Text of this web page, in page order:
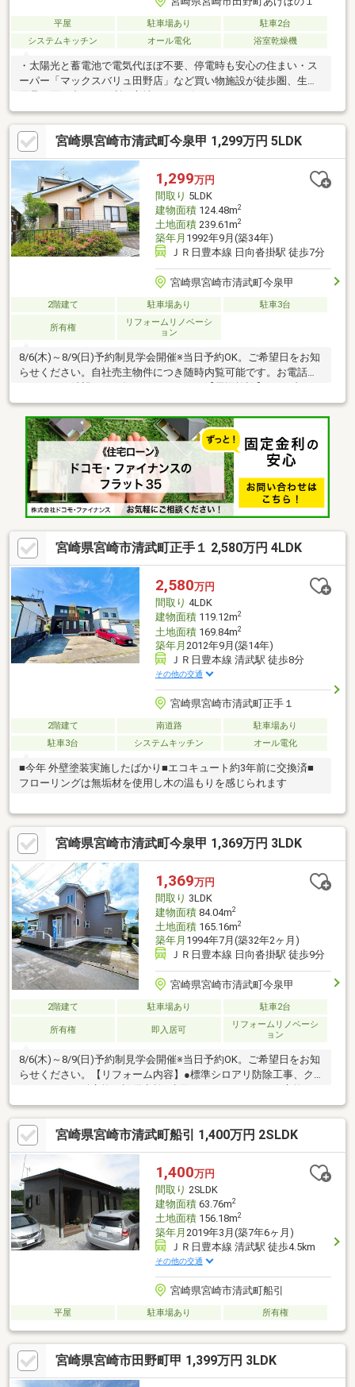
平屋 駐車場あり
駐車2台
システムキッチン
オール電化 浴室乾燥機
・太陽光と蓄電池で電気代ほぼ不要、停電時も安心の住まい・ス
ーパー「マックスバリュ田野店」など買い物施設が徒歩圏、生活
ムセンターが近く、日常の利便性あり・周囲は自然も感じられる
住宅地。静かな環境で落ち着いた暮らしが期待できる場所
*************************************当社は、物件購入前の資金
計画・お客様に合う金融機関のご提案や、ハウスクリーニング、
リフォームなどの住まいの購入に関する手続きをワンストップで
サポートいたします！お気軽にお問合せください♪
宮崎県宮崎市清武町今泉甲 1,299万円 5LDK
1,299万円
間取り 5LDK
建物面積124.48m2
土地面積239.61m2
築年月 1992年9月(築34年)
ＪＲ日豊本線 日向沓掛駅 徒歩7分
宮崎県宮崎市清武町今泉甲
2階建て 駐車場あり 駐車3台
所有権
リフォームリノベーシ
ョン
8/6(木)～8/9(日)予約制見学会開催※当日予約OK。ご希望日をお知
らせください。自社売主物件につき随時内覧可能です。お電話か
レブン清武沓掛店様まで約500ｍ（徒歩約7分）・清武南ICまで約
1400ｍ（車約3分）・日向沓掛駅まで約500ｍ（徒歩約7分）【お
すすめポイント】本物件は条件により住宅ローン減税が適用され
ます。お客様に合わせたローンの組み方や金融機関をご提案。住
宅ローンが初めての方でもお気軽にご相談ください。
宮崎県宮崎市清武町正手１ 2,580万円 4LDK
2,580万円
間取り 4LDK
建物面積119.12m2
土地面積169.84m2
築年月 2012年9月(築14年)
ＪＲ日豊本線 清武駅 徒歩8分
その他の交通
宮崎県宮崎市清武町正手１
2階建て 南道路
駐車場あり
駐車3台
システムキッチン オール電化
■今年 外壁塗装実施したばかり■エコキュート約3年前に交換済■
フローリングは無垢材を使用し木の温もりを感じられます
宮崎県宮崎市清武町今泉甲 1,369万円 3LDK
1,369万円
間取り 3LDK
建物面積84.04m2
土地面積165.16m2
築年月 1994年7月(築32年2ヶ月)
ＪＲ日豊本線 日向沓掛駅 徒歩9分
宮崎県宮崎市清武町今泉甲
2階建て 駐車場あり 駐車2台
所有権 即入居可
リフォームリノベーシ
ョン
8/6(木)～8/9(日)予約制見学会開催※当日予約OK。ご希望日をお知
らせください。【リフォーム内容】●標準シロアリ防除工事、ク
ユニットバス交換、トイレ交換、洗面化粧台交換●内装間取変
更、床材上張り、シューズボックス交換、クロス張替え●その他
設備インターホン設置、火災警報器設置、照明器具交換【おすす
めポイント】・本物件は条件により住宅ローン減税が適用されま
す。・シロアリ防除工事施工後5年間保証・新品の照明器具設置予
定なので入居後にすぐに生活が始められます・お客様に合わせた
ローンの組み方や金融機
宮崎県宮崎市清武町船引 1,400万円 2SLDK
1,400万円
間取り 2SLDK
建物面積63.76m2
土地面積156.18m2
築年月 2019年3月(築7年6ヶ月)
ＪＲ日豊本線 清武駅 徒歩4.5km
その他の交通
宮崎県宮崎市清武町船引
平屋 駐車場あり 所有権
宮崎県宮崎市田野町甲 1,399万円 3LDK